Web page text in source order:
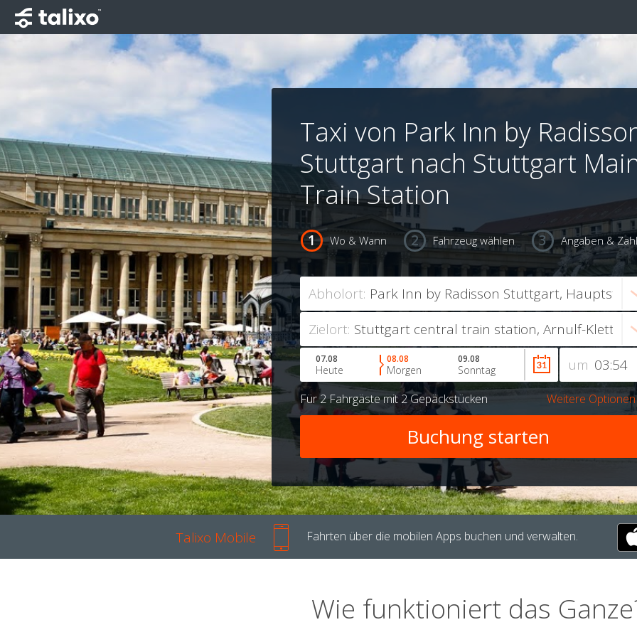
Taxi von Park Inn by
Stuttgart nach Stuttgart
Train Station
Wo & Wann Fahrzeug wählen Angaben &
Abholort:
Zielort:
um
07.08
Heute
08.08
Morgen
09.08
Sonntag
Für2 Fahrgästemit 2 Gepäckstücken Weitere Optionen
Talixo Mobile Fahrten über die mobilen Apps buchen und verwalten.
Wie funktioniert das